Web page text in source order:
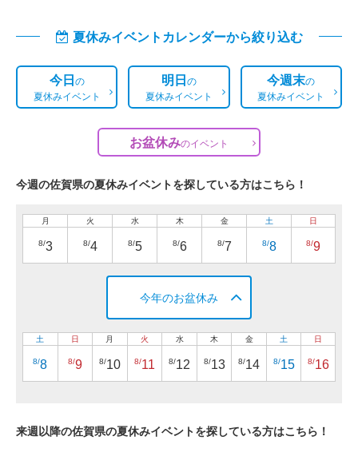
夏休みイベントカレンダーから絞り込む
今日の
夏休みイベント
明日の
夏休みイベント
今週末の
夏休みイベント
お盆休みのイベント
今週の佐賀県の夏休みイベントを探している方はこちら！
月
8/3
火
8/4
水
8/5
木
8/6
金
8/7
土
8/8
日
8/9
今年のお盆休み
土
8/8
日
8/9
月
8/10
火
8/11
水
8/12
木
8/13
金
8/14
土
8/15
日
8/16
来週以降の佐賀県の夏休みイベントを探している方はこちら！